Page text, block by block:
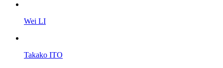
Wei LI
Takako ITO